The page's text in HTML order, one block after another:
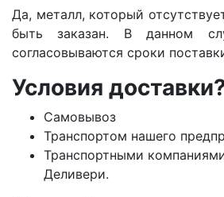
Да, металл, который
быть заказан. В данном
согласовываются сроки
Условия
Самовывоз
Транспортом нашего
Транспортными
Деливери.